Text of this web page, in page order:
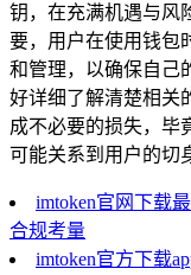
钥，在充满机遇与风
要，用户在使用钱包
和管理，以确保自己
好详细了解清楚相关
成不必要的损失，毕
可能关系到用户的切
imtoken官网下载
合规考量
imtoken官方下载